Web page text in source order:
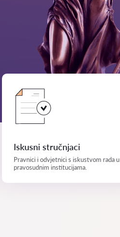
Iskusni stručnjaci
Pravnici i odvjetnici s iskustvom rada u
pravosudnim institucijama.